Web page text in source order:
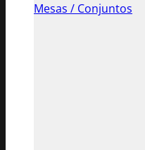
Mesas / Conjuntos